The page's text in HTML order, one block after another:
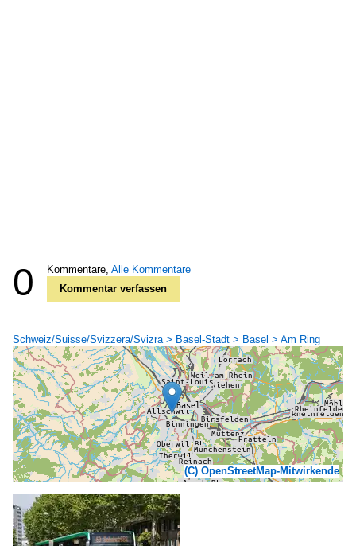
0 Kommentare, Alle Kommentare
Kommentar verfassen
Schweiz/Suisse/Svizzera/Svizra > Basel-Stadt > Basel > Am Ring
(C) OpenStreetMap-Mitwirkende